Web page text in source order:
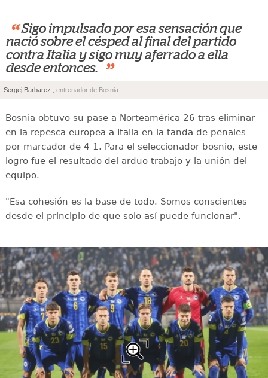
“ Sigo impulsado por esa sensación que
nació sobre el césped al final del partido
contra Italia y sigo muy aferrado a ella
desde entonces.
”
Sergej Barbarez , entrenador de Bosnia.
Bosnia obtuvo su pase a Norteamérica 26 tras eliminar
en la repesca europea a Italia en la tanda de penales
por marcador de 4-1. Para el seleccionador bosnio, este
logro fue el resultado del arduo trabajo y la unión del
equipo.
"Esa cohesión es la base de todo. Somos conscientes
desde el principio de que solo así puede funcionar".